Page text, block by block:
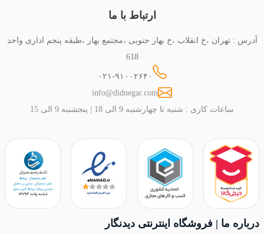
ارتباط با ما
آدرس : تهران ،خ انقلاب ،خ بهار جنوبی ،مجتمع بهار ،طبقه پنجم اداری واحد
618
۰۲۱-۹۱۰۰۲۶۴۰
info@didnegar.com
ساعات کاری : شنبه تا چهارشنبه 9 الی 18 | پنجشنبه 9 الی 15
درباره ما | فروشگاه اینترنتی دیدنگار